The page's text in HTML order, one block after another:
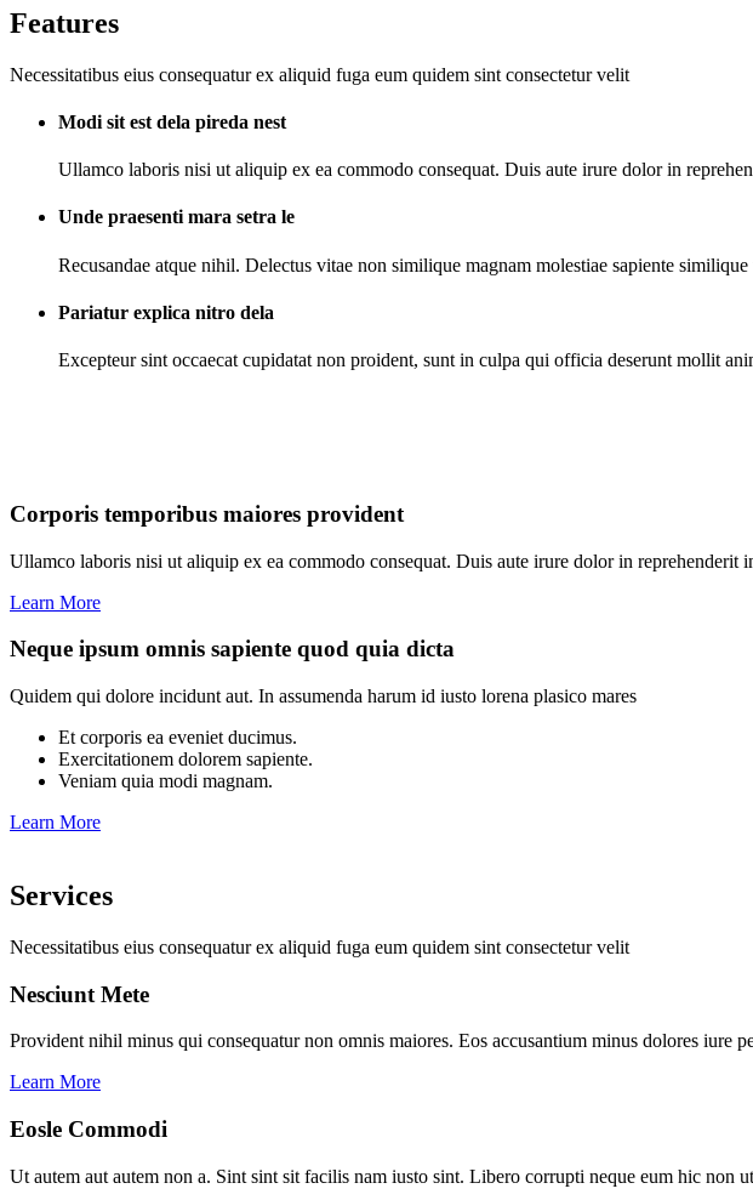
Features
Necessitatibus eius consequatur ex aliquid fuga eum quidem sint consectetur velit
Modi sit est dela pireda nest
Ullamco laboris nisi ut aliquip ex ea commodo consequat. Duis aute irure dolor in
Unde praesenti mara setra le
Recusandae atque nihil. Delectus vitae non similique magnam molestiae sapiente
Pariatur explica nitro dela
Excepteur sint occaecat cupidatat non proident, sunt in culpa qui officia deserunt mollit
Corporis temporibus maiores provident
Ullamco laboris nisi ut aliquip ex ea commodo consequat. Duis aute irure dolor in
Learn More
Neque ipsum omnis sapiente quod quia dicta
Quidem qui dolore incidunt aut. In assumenda harum id iusto lorena plasico mares
Et corporis ea eveniet ducimus.
Exercitationem dolorem sapiente.
Veniam quia modi magnam.
Learn More
Services
Necessitatibus eius consequatur ex aliquid fuga eum quidem sint consectetur velit
Nesciunt Mete
Provident nihil minus qui consequatur non omnis maiores. Eos accusantium minus dolores iure
Learn More
Eosle Commodi
Ut autem aut autem non a. Sint sint sit facilis nam iusto sint. Libero corrupti neque eum hic non